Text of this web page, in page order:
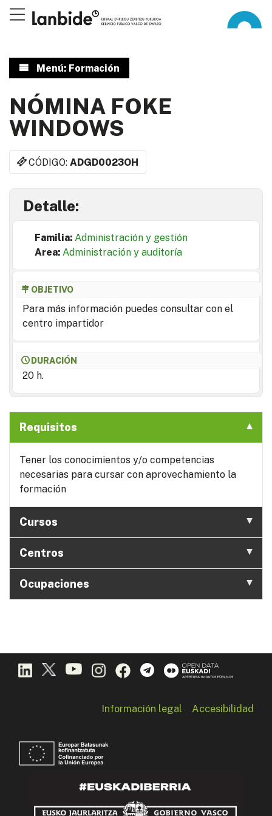
Menú: Formación
NÓMINA FOKE
WINDOWS
CÓDIGO:ADGD0023OH
Detalle:
Familia: Administración y gestión
Area: Administración y auditoría
OBJETIVO
Para más información puedes consultar con el
centro impartidor
DURACIÓN
20 h.
Requisitos
Tener los conocimientos y/o competencias
necesarias para cursar con aprovechamiento la
formación
Cursos
Centros
Ocupaciones
Información legal Accesibilidad